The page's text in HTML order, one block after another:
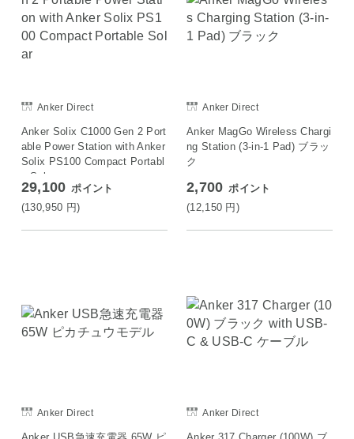
Anker Direct
Anker Solix C1000 Gen 2 Port
able Power Station with Anker
Solix PS100 Compact Portabl
e Solar
29,100 ポイント
(130,950 円)
Anker Direct
Anker MagGo Wireless Chargi
ng Station (3-in-1 Pad) ブラッ
ク
2,700 ポイント
(12,150 円 )
Anker Direct Anker Direct